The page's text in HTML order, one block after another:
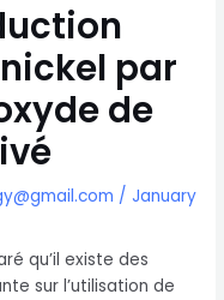
par
de
/January
qu’il existe des
sur l’utilisation de